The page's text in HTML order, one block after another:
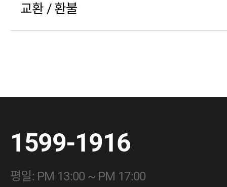
교환 / 환불
1599-1916
평일: PM 13:00 ~ PM 17:00